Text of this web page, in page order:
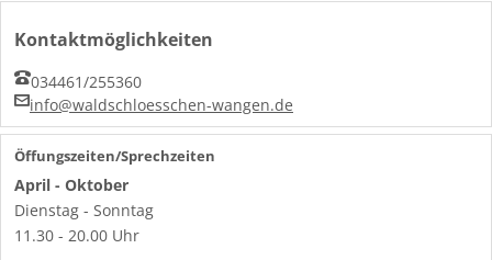
Kontaktmöglichkeiten
034461/255360
info@waldschloesschen-wangen.de
Öffungszeiten/Sprechzeiten
April - Oktober
Dienstag - Sonntag
11.30 - 20.00 Uhr